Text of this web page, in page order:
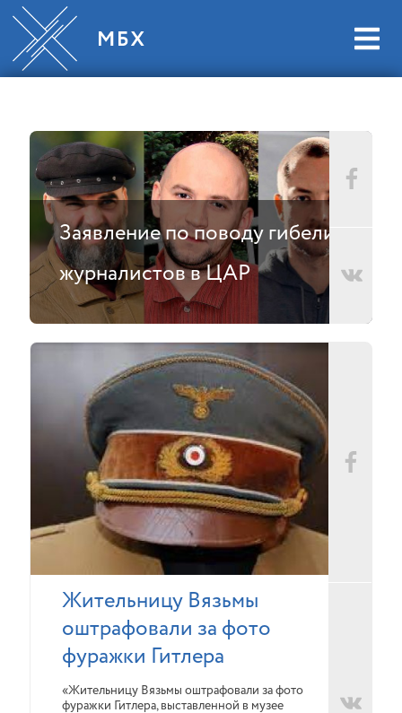
Заявление по поводу гибели
журналистов в ЦАР
Жительницу Вязьмы
оштрафовали за фото
фуражки Гитлера
«Жительницу Вязьмы оштрафовали за фото
фуражки Гитлера, выставленной в музее